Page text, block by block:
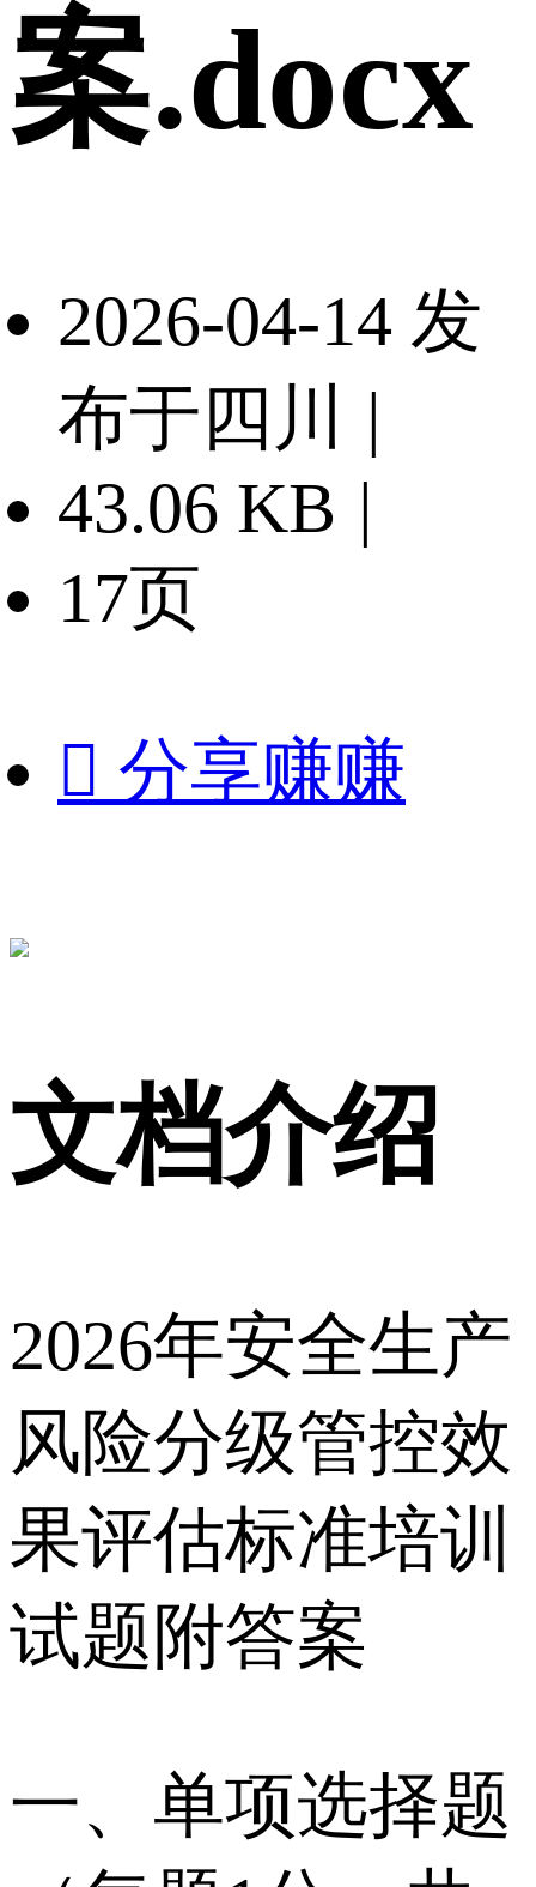
案.docx
2026-04-14 发
布于四川
|
43.06 KB |
17页
 分享赚赚
文档介绍
2026年安全生产
风险分级管控效
果评估标准培训
试题附答案
一、单项选择题